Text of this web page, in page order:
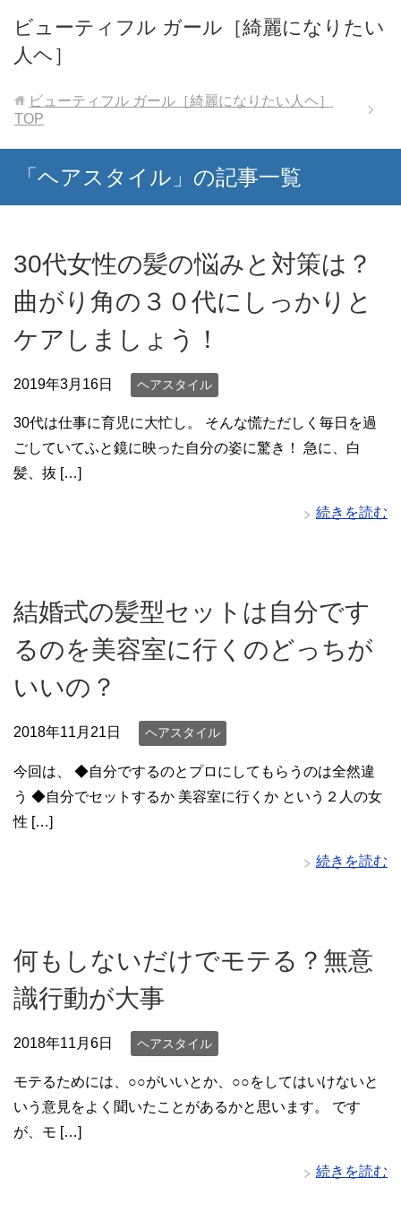
ビューティフル ガール［綺麗になりたい
人ヘ］
ビューティフル ガール［綺麗になりたい人ヘ］
TOP
「ヘアスタイル」の記事一覧
30代女性の髪の悩みと対策は？
曲がり角の３０代にしっかりと
ケアしましょう！
2019年3月16日 ヘアスタイル
30代は仕事に育児に大忙し。 そんな慌ただしく毎日を過
ごしていてふと鏡に映った自分の姿に驚き！ 急に、白
髪、抜 […]
続きを読む
結婚式の髪型セットは自分です
るのを美容室に行くのどっちが
いいの？
2018年11月21日 ヘアスタイル
今回は、 ◆自分でするのとプロにしてもらうのは全然違
う ◆自分でセットするか 美容室に行くか という２人の女
性 […]
続きを読む
何もしないだけでモテる？無意
識行動が大事
2018年11月6日 ヘアスタイル
モテるためには、○○がいいとか、○○をしてはいけないと
いう意見をよく聞いたことがあるかと思います。 です
が、モ […]
続きを読む